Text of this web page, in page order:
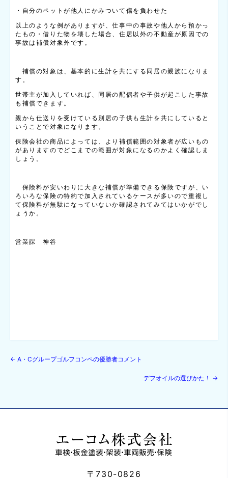
・自分のペットが他人にかみついて傷を負わせた
以上のような例がありますが、仕事中の事故や他人から預かっ
たもの・借りた物を壊した場合、住居以外の不動産が原因での
事故は補償対象外です。
補償の対象は、基本的に生計を共にする同居の親族になりま
す。
世帯主が加入していれば、同居の配偶者や子供が起こした事故
も補償できます。
親から仕送りを受けている別居の子供も生計を共にしていると
いうことで対象になります。
保険会社の商品によっては、より補償範囲の対象者が広いもの
がありますのでどこまでの範囲が対象になるのかよく確認しま
しょう。
保険料が安いわりに大きな補償が準備できる保険ですが、い
ろいろな保険の特約で加入されているケースが多いので重複し
て保険料が無駄になっていないか確認されてみてはいかがでし
ょうか。
営業課 神谷
← A・Cグループゴルフコンペの優勝者コメント
デフオイルの選びかた！ →
〒730-0826